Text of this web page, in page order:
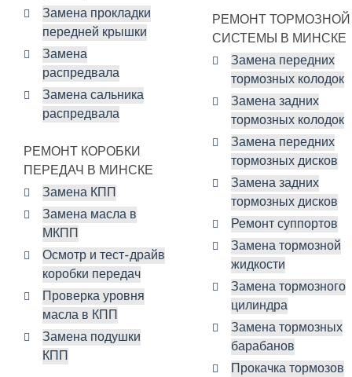
Замена прокладки
передней крышки
Замена
распредвала
Замена сальника
распредвала
РЕМОНТ КОРОБКИ
ПЕРЕДАЧ В МИНСКЕ
Замена КПП
Замена масла в
МКПП
Осмотр и тест-драйв
коробки передач
Проверка уровня
масла в КПП
Замена подушки
КПП
РЕМОНТ ТОРМОЗНОЙ
СИСТЕМЫ В МИНСКЕ
Замена передних
тормозных колодок
Замена задних
тормозных колодок
Замена передних
тормозных дисков
Замена задних
тормозных дисков
Ремонт суппортов
Замена тормозной
жидкости
Замена тормозного
цилиндра
Замена тормозных
барабанов
Прокачка тормозов